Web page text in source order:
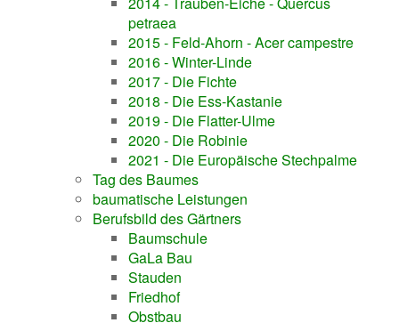
petraea
2015 - Feld-Ahorn - Acer campestre
2016 - Winter-Linde
2017 - Die Fichte
2018 - Die Ess-Kastanie
2019 - Die Flatter-Ulme
2020 - Die Robinie
2021 - Die Europäische Stechpalme
Tag des Baumes
baumatische Leistungen
Berufsbild des Gärtners
Baumschule
GaLa Bau
Stauden
Friedhof
Obstbau